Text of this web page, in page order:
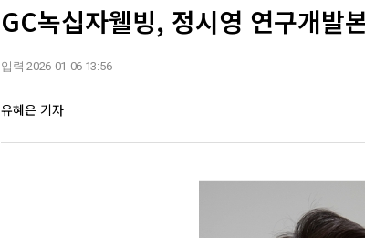
GC녹십자웰빙, 정시영 연구개발
입력 2026-01-06 13:56
유혜은 기자